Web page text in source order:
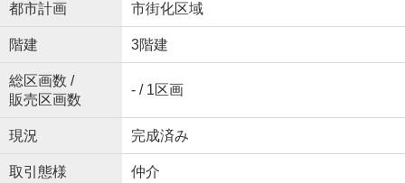
都市計画 市街化区域
階建 3階建
総区画数 /
販売区画数
- / 1区画
現況 完成済み
取引態様 仲介